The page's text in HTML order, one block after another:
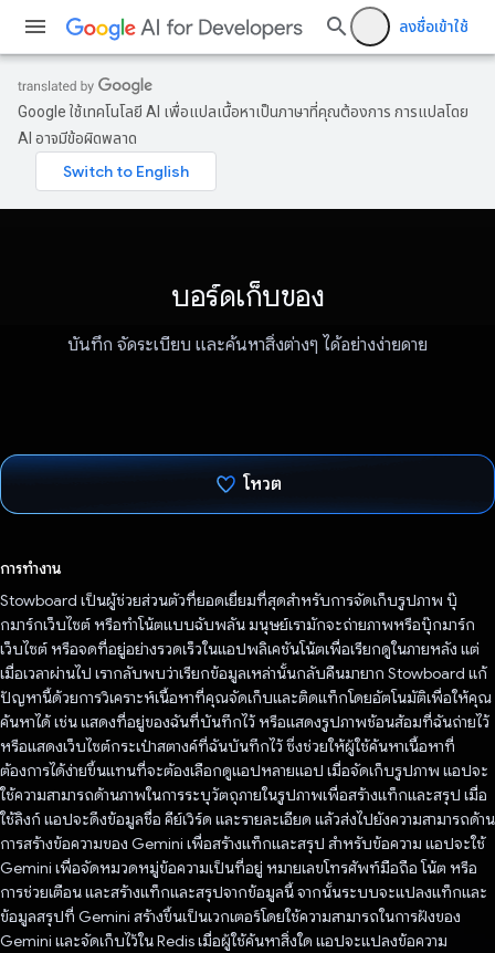
ลงชื่อเข้าใช้
Google ใช้เทคโนโลยี AI เพื่อแปลเนื้อหาเป็นภาษาที่คุณต้องการ การแปลโดย
AI อาจมีข้อผิดพลาด
บอร์ดเก็บของ
บันทึก จัดระเบียบ และค้นหาสิ่งต่างๆ ได้อย่างง่ายดาย
โหวต
การทำงาน
Stowboard เป็นผู้ช่วยส่วนตัวที่ยอดเยี่ยมที่สุดสำหรับการจัดเก็บรูปภาพ บุ๊
กมาร์กเว็บไซต์ หรือทำโน้ตแบบฉับพลัน มนุษย์เรามักจะถ่ายภาพหรือบุ๊กมาร์ก
เว็บไซต์ หรือจดที่อยู่อย่างรวดเร็วในแอปพลิเคชันโน้ตเพื่อเรียกดูในภายหลัง แต่
เมื่อเวลาผ่านไป เรากลับพบว่าเรียกข้อมูลเหล่านั้นกลับคืนมายาก Stowboard แก้
ปัญหานี้ด้วยการวิเคราะห์เนื้อหาที่คุณจัดเก็บและติดแท็กโดยอัตโนมัติเพื่อให้คุณ
ค้นหาได้ เช่น แสดงที่อยู่ของฉันที่บันทึกไว้ หรือแสดงรูปภาพช้อนส้อมที่ฉันถ่ายไว้
หรือแสดงเว็บไซต์กระเป๋าสตางค์ที่ฉันบันทึกไว้ ซึ่งช่วยให้ผู้ใช้ค้นหาเนื้อหาที่
ต้องการได้ง่ายขึ้นแทนที่จะต้องเลือกดูแอปหลายแอป เมื่อจัดเก็บรูปภาพ แอปจะ
ใช้ความสามารถด้านภาพในการระบุวัตถุภายในรูปภาพเพื่อสร้างแท็กและสรุป เมื่อ
ใช้ลิงก์ แอปจะดึงข้อมูลชื่อ คีย์เวิร์ด และรายละเอียด แล้วส่งไปยังความสามารถด้าน
การสร้างข้อความของ Gemini เพื่อสร้างแท็กและสรุป สำหรับข้อความ แอปจะใช้
Gemini เพื่อจัดหมวดหมู่ข้อความเป็นที่อยู่ หมายเลขโทรศัพท์มือถือ โน้ต หรือ
การช่วยเตือน และสร้างแท็กและสรุปจากข้อมูลนี้ จากนั้นระบบจะแปลงแท็กและ
ข้อมูลสรุปที่ Gemini สร้างขึ้นเป็นเวกเตอร์โดยใช้ความสามารถในการฝังของ
Gemini และจัดเก็บไว้ใน Redis เมื่อผู้ใช้ค้นหาสิ่งใด แอปจะแปลงข้อความ